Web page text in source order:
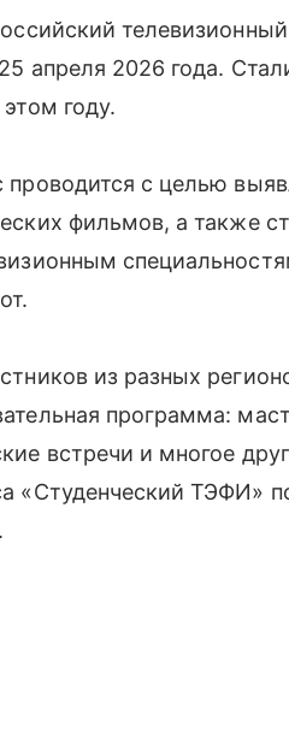
апреля 2026 года.
году.
проводится с целью
фильмов, а также
из разных
программа:
встречи и многое
«Студенческий ТЭФИ»